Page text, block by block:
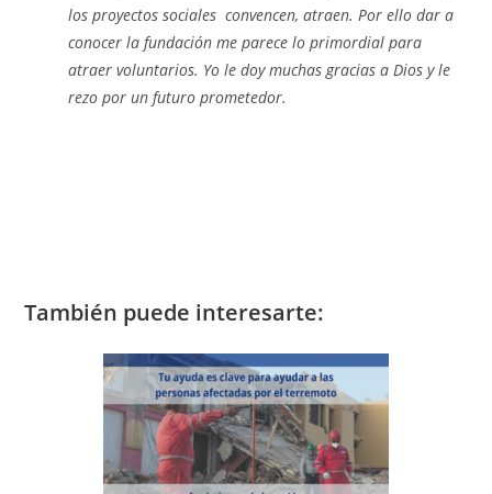
los proyectos sociales convencen, atraen. Por ello dar a
conocer la fundación me parece lo primordial para
atraer voluntarios. Yo le doy muchas gracias a Dios y le
rezo por un futuro prometedor.
También puede interesarte: